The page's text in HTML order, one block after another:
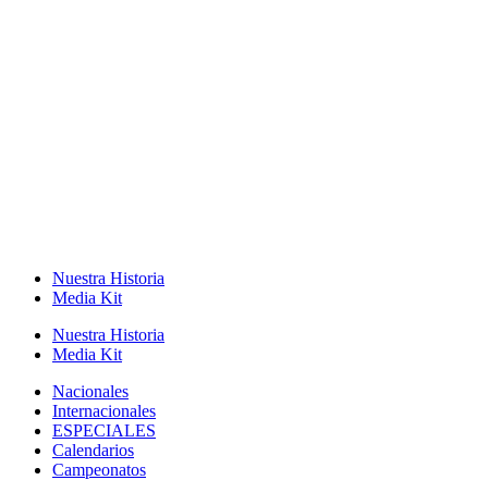
Nuestra Historia
Media Kit
Nuestra Historia
Media Kit
Nacionales
Internacionales
ESPECIALES
Calendarios
Campeonatos